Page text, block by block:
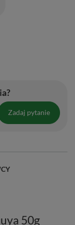
Zadaj pytanie
50g